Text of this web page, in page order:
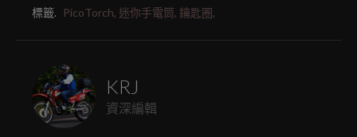
標籤.
PicoTorch, 迷你手電筒, 鑰匙圈,
KRJ
資深編輯